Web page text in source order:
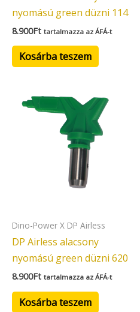
nyomású green düzni 114
8.900Ft tartalmazza az ÁFÁ-t
Kosárba teszem
Dino-Power X DP Airless
DP Airless alacsony
nyomású green düzni 620
8.900Ft tartalmazza az ÁFÁ-t
Kosárba teszem